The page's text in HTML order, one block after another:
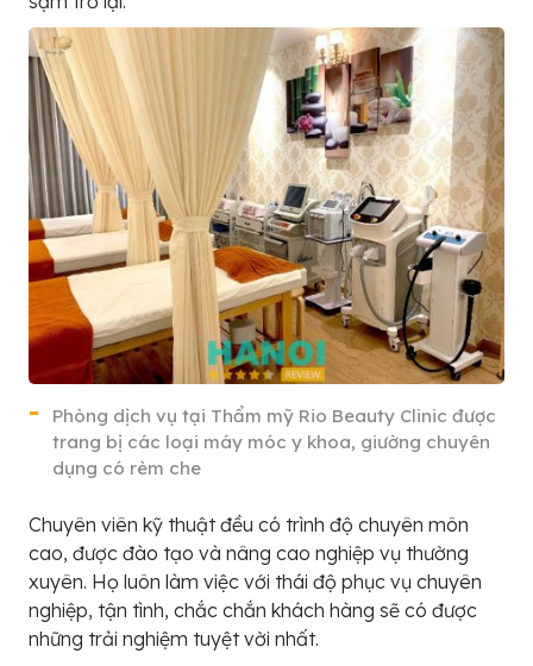
Phòng dịch vụ tại Thẩm mỹ Rio Beauty Clinic được
trang bị các loại máy móc y khoa, giường chuyên
dụng có rèm che
Chuyên viên kỹ thuật đều có trình độ chuyên môn
cao, được đào tạo và nâng cao nghiệp vụ thường
xuyên. Họ luôn làm việc với thái độ phục vụ chuyên
nghiệp, tận tình, chắc chắn khách hàng sẽ có được
những trải nghiệm tuyệt vời nhất.